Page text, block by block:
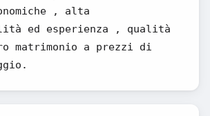
, alta
ed esperienza , qualità
matrimonio a prezzi di